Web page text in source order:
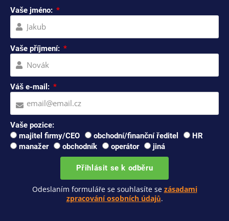
Vaše jméno:
Vaše příjmení:
Váš e-mail:
Vaše pozice:
majitel firmy/CEO
obchodní/finanční ředitel
HR
manažer
obchodník operátor jiná
Přihlásit se k odběru
Odeslaním formuláře se souhlasíte se zásadami
zpracování osobních údajů.